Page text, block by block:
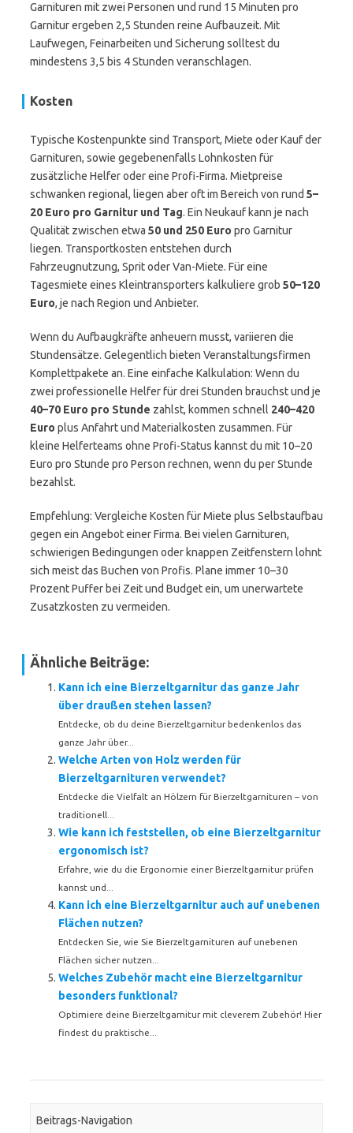
Garnituren mit zwei Personen und rund 15 Minuten pro
Garnitur ergeben 2,5 Stunden reine Aufbauzeit. Mit
Laufwegen, Feinarbeiten und Sicherung solltest du
mindestens 3,5 bis 4 Stunden veranschlagen.
Kosten
Typische Kostenpunkte sind Transport, Miete oder Kauf der
Garnituren, sowie gegebenenfalls Lohnkosten für
zusätzliche Helfer oder eine Profi-Firma. Mietpreise
schwanken regional, liegen aber oft im Bereich von rund 5–
20 Euro pro Garnitur und Tag. Ein Neukauf kann je nach
Qualität zwischen etwa 50 und 250 Euro pro Garnitur
liegen. Transportkosten entstehen durch
Fahrzeugnutzung, Sprit oder Van-Miete. Für eine
Tagesmiete eines Kleintransporters kalkuliere grob 50–120
Euro, je nach Region und Anbieter.
Wenn du Aufbaugkräfte anheuern musst, variieren die
Stundensätze. Gelegentlich bieten Veranstaltungsfirmen
Komplettpakete an. Eine einfache Kalkulation: Wenn du
zwei professionelle Helfer für drei Stunden brauchst und je
40–70 Euro pro Stunde zahlst, kommen schnell 240–420
Euro plus Anfahrt und Materialkosten zusammen. Für
kleine Helferteams ohne Profi-Status kannst du mit 10–20
Euro pro Stunde pro Person rechnen, wenn du per Stunde
bezahlst.
Empfehlung: Vergleiche Kosten für Miete plus Selbstaufbau
gegen ein Angebot einer Firma. Bei vielen Garnituren,
schwierigen Bedingungen oder knappen Zeitfenstern lohnt
sich meist das Buchen von Profis. Plane immer 10–30
Prozent Puffer bei Zeit und Budget ein, um unerwartete
Zusatzkosten zu vermeiden.
Ähnliche Beiträge:
Kann ich eine Bierzeltgarnitur das ganze Jahr
über draußen stehen lassen?
Entdecke, ob du deine Bierzeltgarnitur bedenkenlos das
ganze Jahr über...
Welche Arten von Holz werden für
Bierzeltgarnituren verwendet?
Entdecke die Vielfalt an Hölzern für Bierzeltgarnituren – von
traditionell...
Wie kann ich feststellen, ob eine Bierzeltgarnitur
ergonomisch ist?
Erfahre, wie du die Ergonomie einer Bierzeltgarnitur prüfen
kannst und...
Kann ich eine Bierzeltgarnitur auch auf unebenen
Flächen nutzen?
Entdecken Sie, wie Sie Bierzeltgarnituren auf unebenen
Flächen sicher nutzen...
Welches Zubehör macht eine Bierzeltgarnitur
besonders funktional?
Optimiere deine Bierzeltgarnitur mit cleverem Zubehör! Hier
findest du praktische...
Beitrags-Navigation